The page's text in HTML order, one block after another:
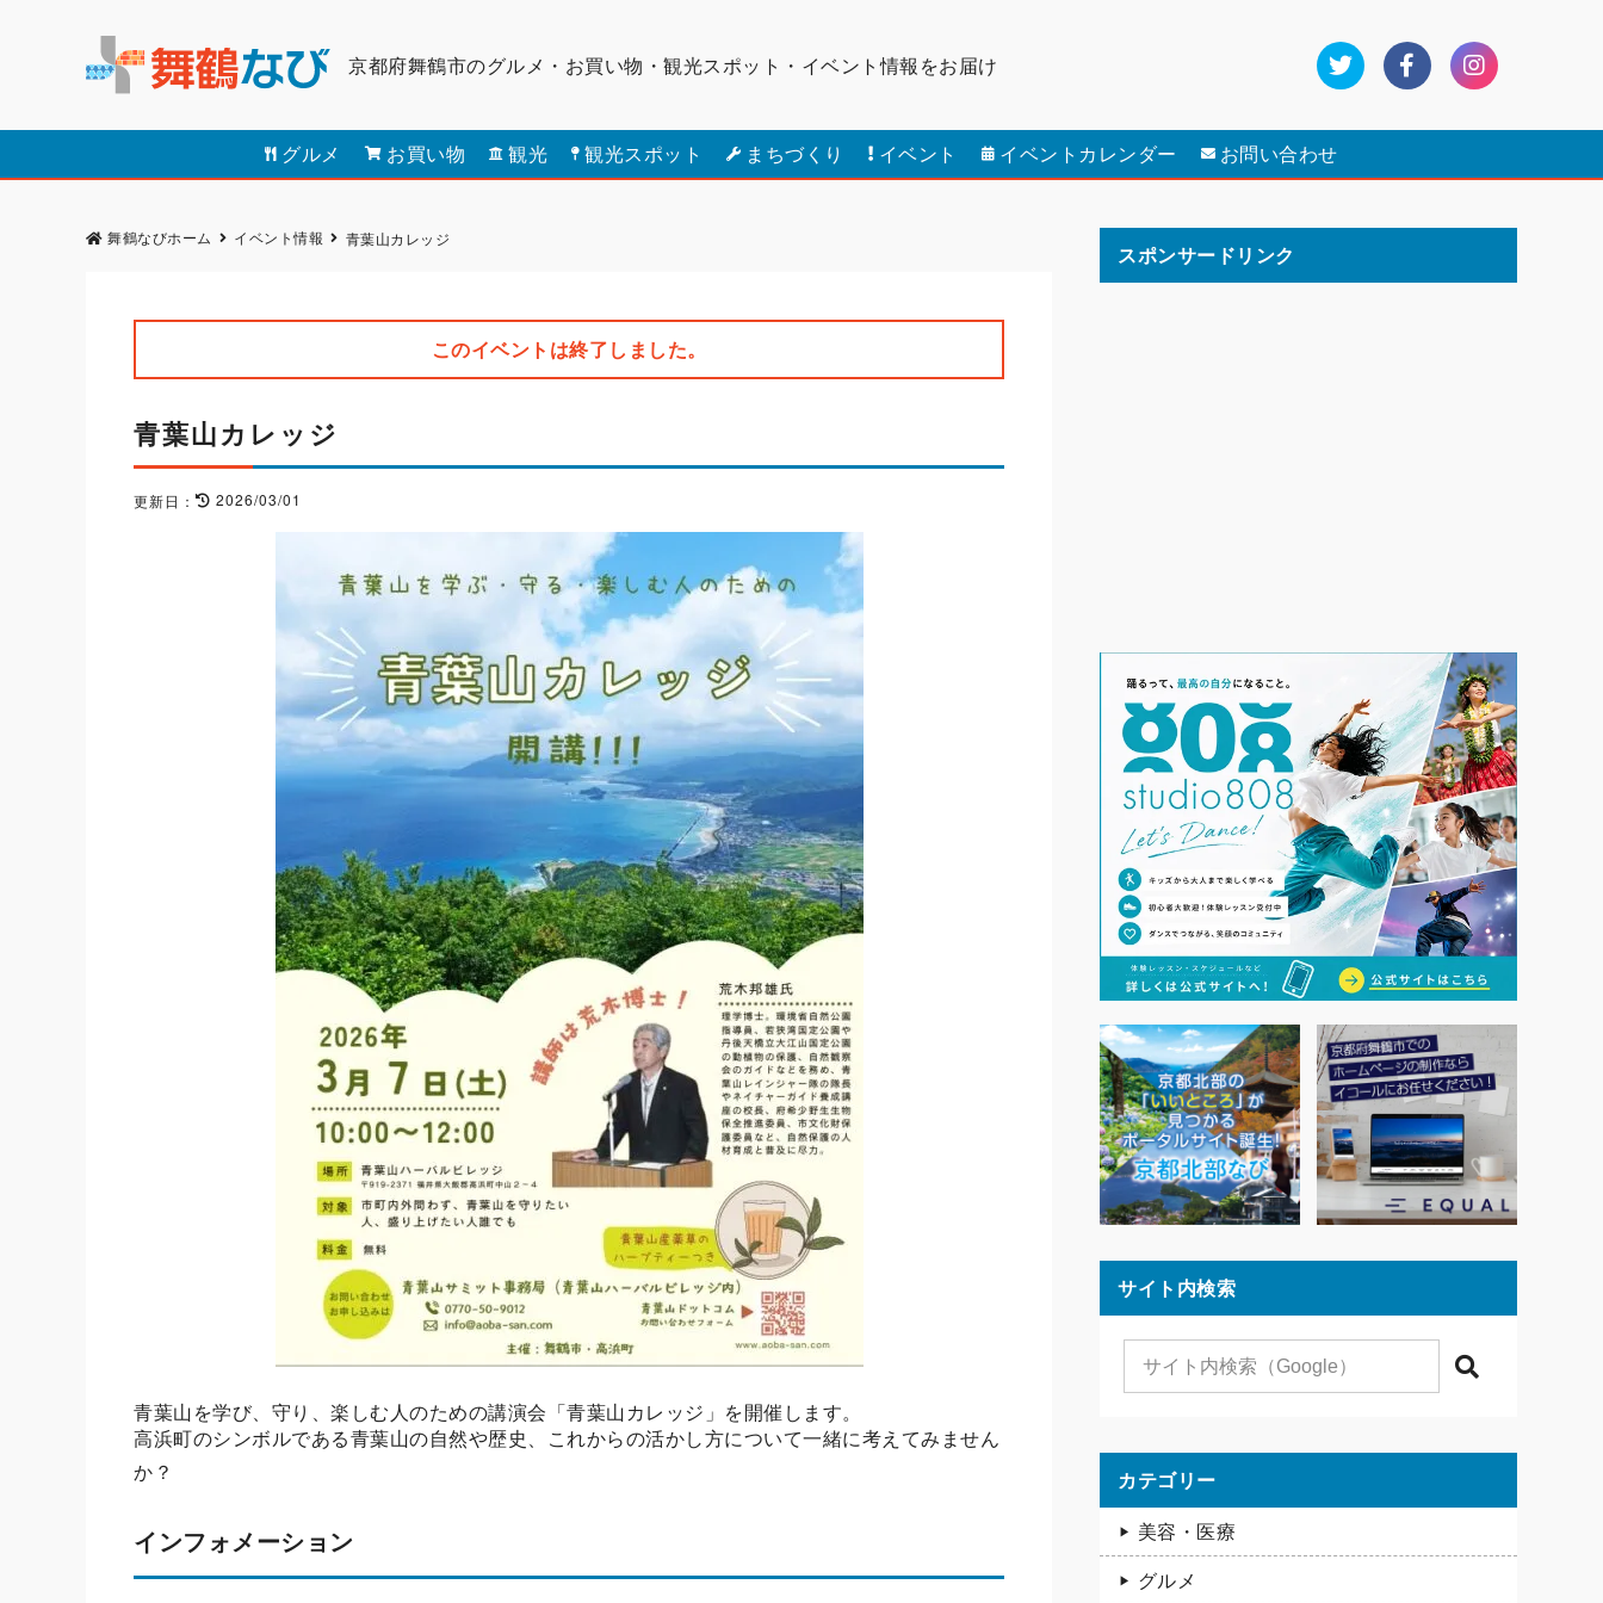
京都府舞鶴市のグルメ・お買い物・観光スポット・ イベント情報をお届け
グルメ お買い物 観光 観光スポット まちづくり イベント イベントカレンダー お問い合わせ
舞鶴なびホーム イベント情報 青葉山カレッジ
このイベントは終了しました。
青葉山カレッジ
更新日： 2026/03/01
青葉山を学び、守り、楽しむ人のための講演会「青葉山カレッジ」を開催します。
高浜町のシンボルである青葉山の自然や歴史、これからの活かし方について一緒に考えてみません
か？
インフォメーション
スポンサードリンク
サイト内検索
検索
カテゴリー
美容・医療
グルメ